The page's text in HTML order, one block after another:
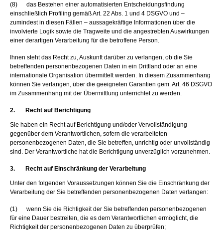
(8) das Bestehen einer automatisierten Entscheidungsfindung
einschließlich Profiling gemäß Art. 22 Abs. 1 und 4 DSGVO und –
zumindest in diesen Fällen – aussagekräftige Informationen über die
involvierte Logik sowie die Tragweite und die angestrebten Auswirkungen
einer derartigen Verarbeitung für die betroffene Person.
Ihnen steht das Recht zu, Auskunft darüber zu verlangen, ob die Sie
betreffenden personenbezogenen Daten in ein Drittland oder an eine
internationale Organisation übermittelt werden. In diesem Zusammenhang
können Sie verlangen, über die geeigneten Garantien gem. Art. 46 DSGVO
im Zusammenhang mit der Übermittlung unterrichtet zu werden.
2. Recht auf Berichtigung
Sie haben ein Recht auf Berichtigung und/oder Vervollständigung
gegenüber dem Verantwortlichen, sofern die verarbeiteten
personenbezogenen Daten, die Sie betreffen, unrichtig oder unvollständig
sind. Der Verantwortliche hat die Berichtigung unverzüglich vorzunehmen.
3. Recht auf Einschränkung der Verarbeitung
Unter den folgenden Voraussetzungen können Sie die Einschränkung der
Verarbeitung der Sie betreffenden personenbezogenen Daten verlangen:
(1) wenn Sie die Richtigkeit der Sie betreffenden personenbezogenen
für eine Dauer bestreiten, die es dem Verantwortlichen ermöglicht, die
Richtigkeit der personenbezogenen Daten zu überprüfen;